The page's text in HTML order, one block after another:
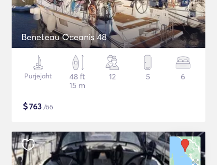
Beneteau Oceanis 48
Purjejaht
48 ft
15 m
12 5 6
$763 /öö